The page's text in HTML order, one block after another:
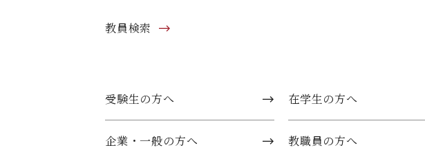
教員検索
受験生の方へ 在学生の方へ
企業・一般の方へ 教職員の方へ